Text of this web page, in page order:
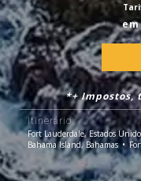
*+ Impostos,
Itinerário
Fort Lauderdale, Estados
Bahama Island, Bahamas